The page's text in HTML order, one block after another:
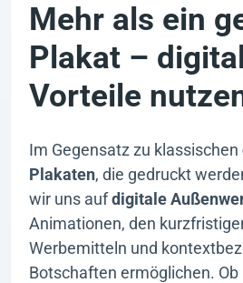
Mehr als ein
Plakat –
Vorteile
Im Gegensatz zu klassischen
Plakaten, die gedruckt
wir uns aufdigitale
Animationen, den
Werbemitteln und
Botschaften ermöglichen. Ob